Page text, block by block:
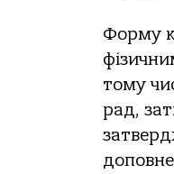
Форму
тому
рaд,